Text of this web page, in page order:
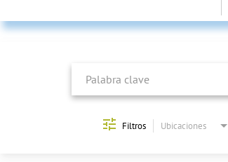
Job Search Page
Filtros Ubicaciones